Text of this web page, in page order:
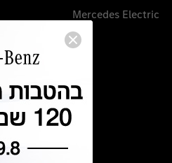
Mercedes Electric